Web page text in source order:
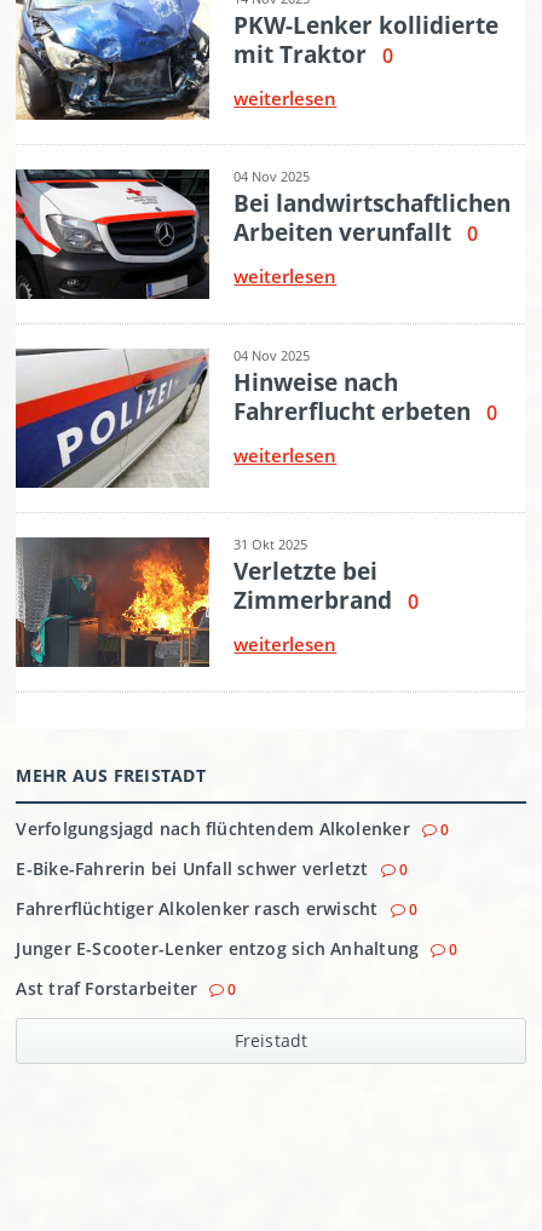
MEHR AUS FREISTADT
Verfolgungsjagd nach flüchtendem Alkolenker 0
E-Bike-Fahrerin bei Unfall schwer verletzt 0
Fahrerflüchtiger Alkolenker rasch erwischt 0
Junger E-Scooter-Lenker entzog sich Anhaltung 0
Ast traf Forstarbeiter 0
Freistadt